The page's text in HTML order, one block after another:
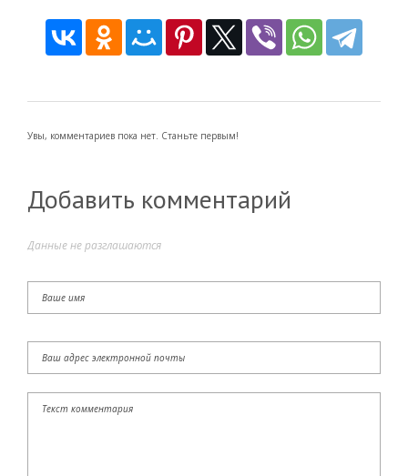
Увы, комментариев пока нет. Станьте первым!
Добавить комментарий
Данные не разглашаются